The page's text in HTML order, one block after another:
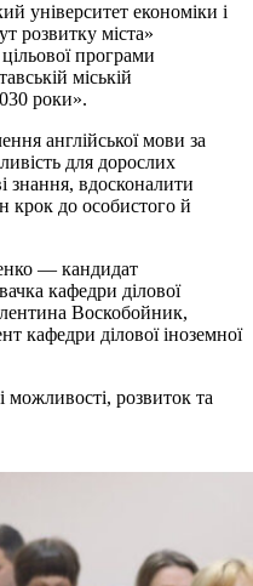
університет економіки і
розвитку міста»
програми
міській
роки».
англійської мови за
для дорослих
знання, вдосконалити
крок до особистого й
— кандидат
кафедри ділової
Воскобойник,
кафедри ділової іноземної
розвиток та